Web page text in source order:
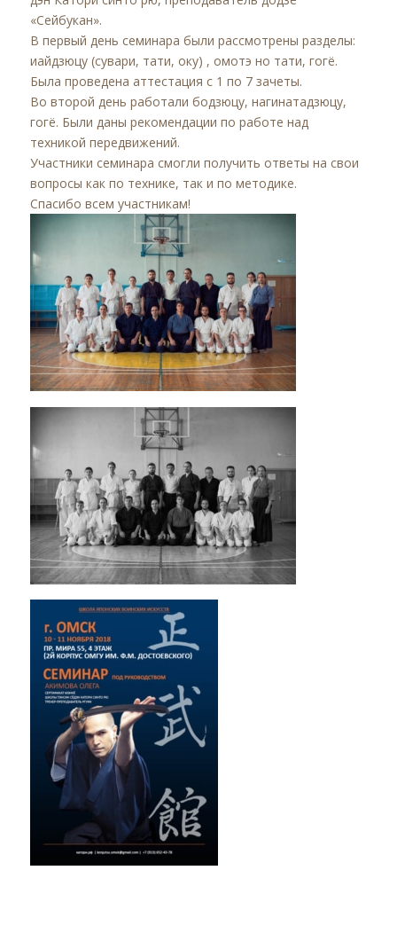
«Сейбукан».
В первый день семинара были рассмотрены разделы:
иайдзюцу (сувари, тати, оку) , омотэ но тати, гогё.
Была проведена аттестация с 1 по 7 зачеты.
Во второй день работали бодзюцу, нагинатадзюцу,
гогё. Были даны рекомендации по работе над
техникой передвижений.
Участники семинара смогли получить ответы на свои
вопросы как по технике, так и по методике.
Спасибо всем участникам!